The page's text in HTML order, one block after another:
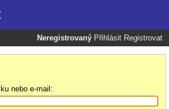
Neregistrovaný Přihlásit Registrovat
nebo e-mail: